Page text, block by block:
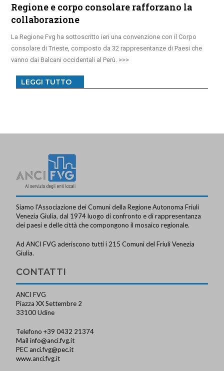
Regione e corpo consolare rafforzano la
collaborazione
La Regione Fvg ha sottoscritto ieri una convenzione con il Corpo
consolare di Trieste, composto da 32 rappresentanze di Paesi che
vanno dai Balcani occidentali al Perù.
LEGGI TUTTO
Siamo l’Associazione dei Comuni della Regione Autonoma Friuli
Venezia Giulia, dal 1974 luogo di confronto e di rappresentanza
dei paesi e delle città che compongono il mosaico regionale.
Ad ANCI FVG aderiscono tutti i 215 Comuni del Friuli Venezia
Giulia.
CONTATTI
ANCI FVG
Piazza XX Settembre 2
33100 Udine
Telefono +39 0432 21374
Mailinfo@anci.fvg.it
PEC anci.fvg@pec.it
www.anci.fvg.it